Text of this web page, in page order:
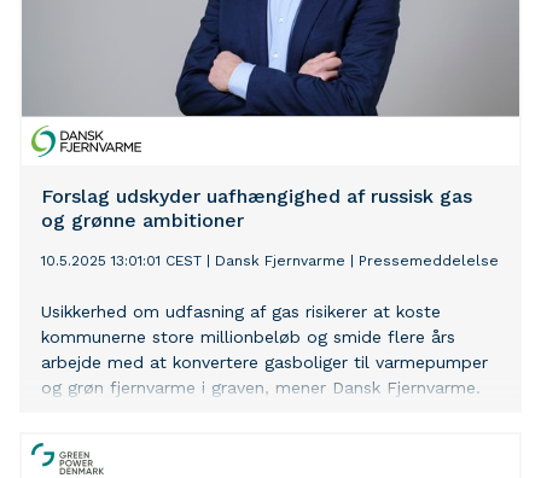
Forslag udskyder uafhængighed af russisk gas
og grønne ambitioner
10.5.2025 13:01:01 CEST Dansk Fjernvarme Pressemeddelelse
Usikkerhed om udfasning af gas risikerer at koste
kommunerne store millionbeløb og smide flere års
arbejde med at konvertere gasboliger til varmepumper
og grøn fjernvarme i graven, mener Dansk Fjernvarme.